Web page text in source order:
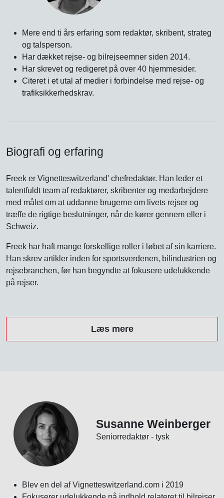
Mere end ti års erfaring som redaktør, skribent, strateg
og talsperson.
Har dækket rejse- og bilrejseemner siden 2014.
Har skrevet og redigeret på over 40 hjemmesider.
Citeret i et utal af medier i forbindelse med rejse- og
trafiksikkerhedskrav.
Biografi og erfaring
Freek er Vignetteswitzerland' chefredaktør. Han leder et
talentfuldt team af redaktører, skribenter og medarbejdere
med målet om at uddanne brugerne om livets rejser og
træffe de rigtige beslutninger, når de kører gennem eller i
Schweiz.
Freek har haft mange forskellige roller i løbet af sin karriere.
Han skrev artikler inden for sportsverdenen, bilindustrien og
rejsebranchen, før han begyndte at fokusere udelukkende
på rejser.
Læs mere
Susanne Weinberger
Seniorredaktør - tysk
Blev en del af Vignetteswitzerland.com i 2019